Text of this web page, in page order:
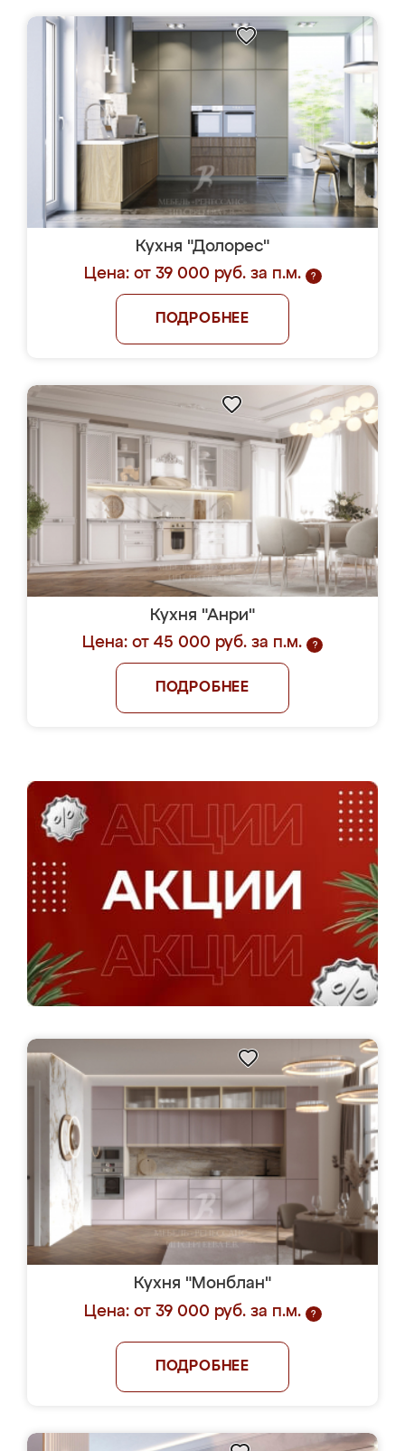
Кухня "Долорес"
Цена: от 39 000 руб. за п.м.
?
ПОДРОБНЕЕ
Кухня "Анри"
Цена: от 45 000 руб. за п.м.
?
ПОДРОБНЕЕ
Кухня "Монблан"
Цена: от 39 000 руб. за п.м.
?
ПОДРОБНЕЕ